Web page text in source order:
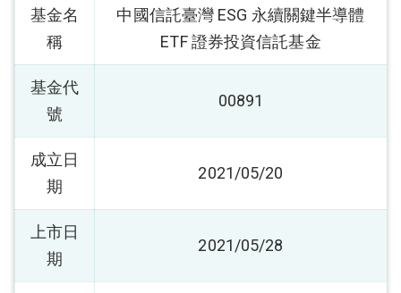
基金名
稱
中國信託臺灣 ESG 永續關鍵半導體
ETF 證券投資信託基金
基金代
號
00891
成立日
期
2021/05/20
上市日
期
2021/05/28